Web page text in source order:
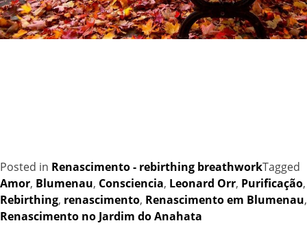
Posted in Renascimento - rebirthing breathworkTagged
Amor, Blumenau, Consciencia, Leonard Orr, Purificação,
Rebirthing, renascimento, Renascimento em Blumenau,
Renascimento no Jardim do Anahata